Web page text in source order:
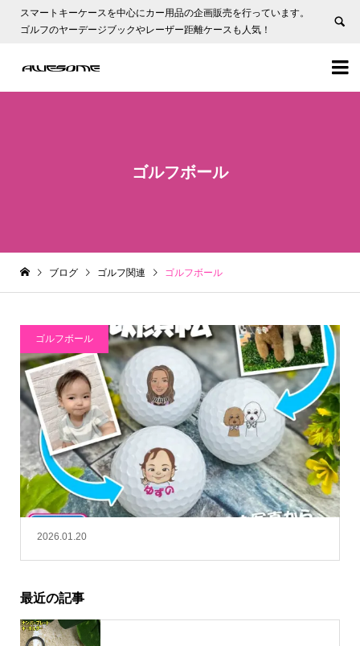
スマートキーケースを中心にカー用品の企画販売を行っています。
ゴルフのヤーデージブックやレーザー距離ケースも人気！


ゴルフボール
ブログ ゴルフ関連 ゴルフボール
2026.01.20
ゴルフボール
最近の記事